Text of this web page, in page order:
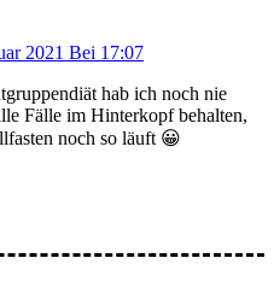
2021 Bei 17:07
hab ich noch nie
Fälle im Hinterkopf behalten,
noch so läuft 😀